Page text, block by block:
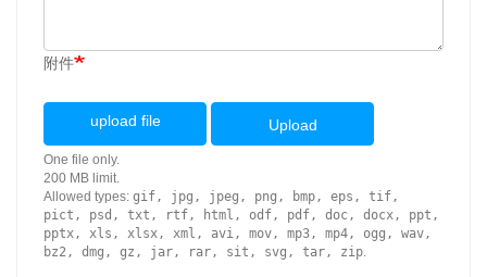
附件
upload file Upload
One file only.
200 MB limit.
Allowed types: gif, jpg, jpeg, png, bmp, eps, tif,
pict, psd, txt, rtf, html, odf, pdf, doc, docx, ppt,
pptx, xls, xlsx, xml, avi, mov, mp3, mp4, ogg, wav,
bz2, dmg, gz, jar, rar, sit, svg, tar, zip.